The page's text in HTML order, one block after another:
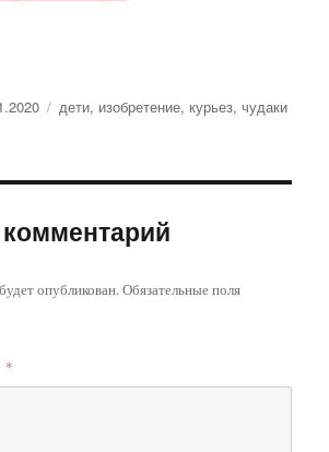
Метки
дети, изобретение, курьез,чудаки
опубликован.Обязательные поля
*